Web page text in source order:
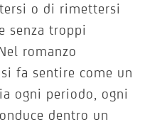
o di rimettersi
senza troppi
romanzo
fa sentire come un
ogni periodo, ogni
dentro un